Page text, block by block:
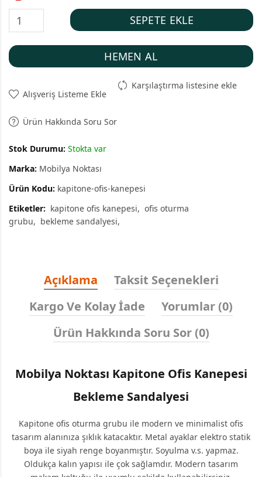
SEPETE EKLE
HEMEN AL
Alışveriş Listeme Ekle
Karşılaştırma listesine ekle
Ürün Hakkında Soru Sor
Stok Durumu: Stokta var
Marka: Mobilya Noktası
Ürün Kodu: kapitone-ofis-kanepesi
Etiketler: kapitone ofis kanepesi
ofis oturma
grubu
bekleme sandalyesi
Açıklama
Taksit Seçenekleri
Kargo Ve Kolay İade
Yorumlar (0)
Ürün Hakkında Soru Sor (0)
Mobilya Noktası Kapitone Ofis Kanepesi
Bekleme Sandalyesi
Kapitone ofis oturma grubu ile modern ve minimalist ofis
tasarım alanınıza şıklık katacaktır. Metal ayaklar elektro statik
boya ile siyah renge boyanmıştır. Soyulma v.s. yapmaz.
Oldukça kalın yapısı ile çok sağlamdır. Modern tasarım